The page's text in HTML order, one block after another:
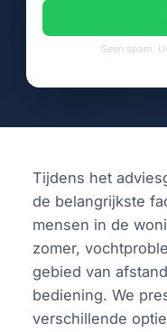
Geen spam.
Tijdens het
de belangrijkste
mensen in de
zomer,
gebied van
bediening. We
verschillende